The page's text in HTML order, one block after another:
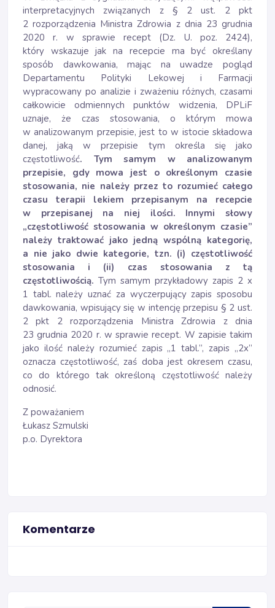
interpretacyjnych związanych z § 2 ust. 2 pkt
2 rozporządzenia Ministra Zdrowia z dnia 23 grudnia
2020 r. w sprawie recept (Dz. U. poz. 2424),
który wskazuje jak na recepcie ma być określany
sposób dawkowania, mając na uwadze pogląd
Departamentu Polityki Lekowej i Farmacji
wypracowany po analizie i zważeniu różnych, czasami
całkowicie odmiennych punktów widzenia, DPLiF
uznaje, że czas stosowania, o którym mowa
w analizowanym przepisie, jest to w istocie składowa
danej, jaką w przepisie tym określa się jako
częstotliwość. Tym samym w analizowanym
przepisie, gdy mowa jest o określonym czasie
stosowania, nie należy przez to rozumieć całego
czasu terapii lekiem przepisanym na recepcie
w przepisanej na niej ilości. Innymi słowy
„częstotliwość stosowania w określonym czasie”
należy traktować jako jedną wspólną kategorię,
a nie jako dwie kategorie, tzn. (i) częstotliwość
stosowania i (ii) czas stosowania z tą
częstotliwością. Tym samym przykładowy zapis 2 x
1 tabl. należy uznać za wyczerpujący zapis sposobu
dawkowania, wpisujący się w intencję przepisu § 2 ust.
2 pkt 2 rozporządzenia Ministra Zdrowia z dnia
23 grudnia 2020 r. w sprawie recept. W zapisie takim
jako ilość należy rozumieć zapis „1 tabl.”, zapis „2x”
oznacza częstotliwość, zaś doba jest okresem czasu,
co do którego tak określoną częstotliwość należy
odnosić.
Z poważaniem
Łukasz Szmulski
p.o. Dyrektora
Komentarze